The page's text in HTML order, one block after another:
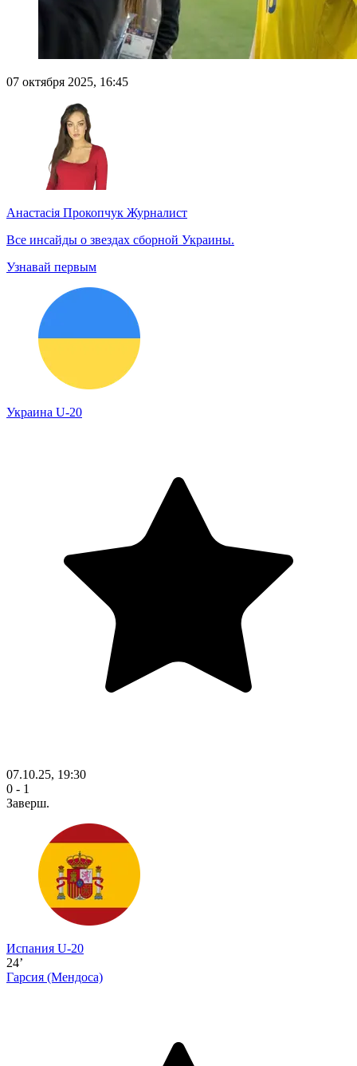
07 октября 2025, 16:45
Анастасія Прокопчук Журналист
Все инсайды о звездах сборной Украины.
Узнавай первым
Украина U-20
07.10.25, 19:30
0 - 1
Заверш.
Испания U-20
24’
Гарсия (Мендоса)